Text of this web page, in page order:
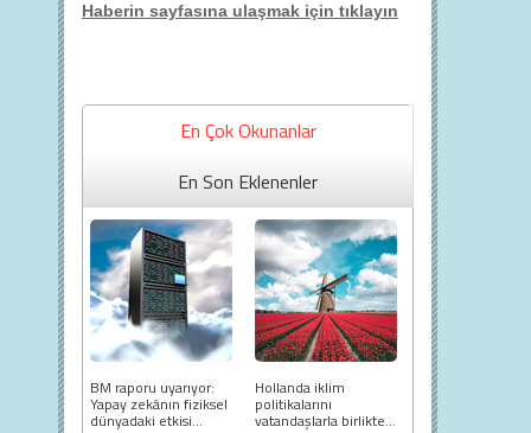
Haberin sayfasına ulaşmak için tıklayın
En Çok Okunanlar
En Son Eklenenler
BM raporu uyarıyor:
Yapay zekânın fiziksel
dünyadaki etkisi...
Hollanda iklim
politikalarını
vatandaşlarla birlikte...